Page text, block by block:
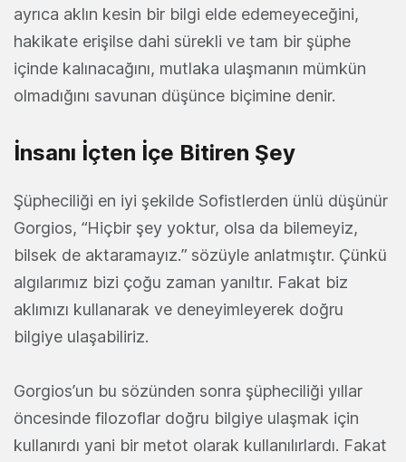
ayrıca aklın kesin bir bilgi elde edemeyeceğini,
hakikate erişilse dahi sürekli ve tam bir şüphe
içinde kalınacağını, mutlaka ulaşmanın mümkün
olmadığını savunan düşünce biçimine denir.
İnsanı İçten İçe Bitiren Şey
Şüpheciliği en iyi şekilde Sofistlerden ünlü düşünür
Gorgios, “Hiçbir şey yoktur, olsa da bilemeyiz,
bilsek de aktaramayız.” sözüyle anlatmıştır. Çünkü
algılarımız bizi çoğu zaman yanıltır. Fakat biz
aklımızı kullanarak ve deneyimleyerek doğru
bilgiye ulaşabiliriz.
Gorgios’un bu sözünden sonra şüpheciliği yıllar
öncesinde filozoflar doğru bilgiye ulaşmak için
kullanırdı yani bir metot olarak kullanılırlardı. Fakat